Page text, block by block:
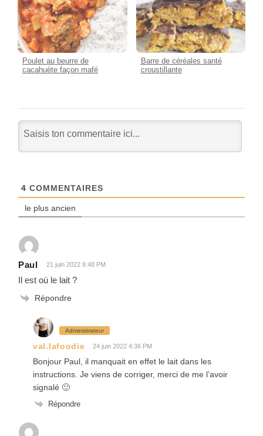
Poulet au beurre de
cacahuète façon mafé
Barre de céréales santé
croustillante
4 COMMENTAIRES
le plus ancien
Paul 21 juin 2022 8:48 PM
Il est où le lait ?
Répondre
Administrateur
val.lafoodie 24 juin 2022 4:36 PM
Bonjour Paul, il manquait en effet le lait dans les
instructions. Je viens de corriger, merci de me l’avoir
signalé 🙂
Répondre